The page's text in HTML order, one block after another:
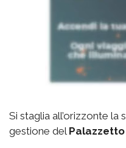
Si staglia all’orizzonte
gestione del Palazzetto